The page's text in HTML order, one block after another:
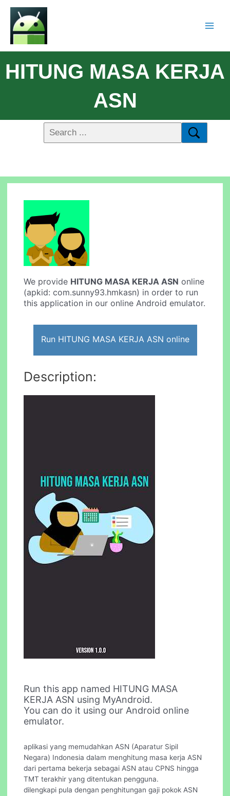
HITUNG MASA KERJA
ASN
We provide HITUNG MASA KERJA ASN online
(apkid: com.sunny93.hmkasn) in order to run
this application in our online Android emulator.
Run HITUNG MASA KERJA ASN online
Description:
Run this app named HITUNG MASA
KERJA ASN using MyAndroid.
You can do it using our Android online
emulator.
aplikasi yang memudahkan ASN (Aparatur Sipil
Negara) Indonesia dalam menghitung masa kerja ASN
dari pertama bekerja sebagai ASN atau CPNS hingga
TMT terakhir yang ditentukan pengguna.
dilengkapi pula dengan penghitungan gaji pokok ASN